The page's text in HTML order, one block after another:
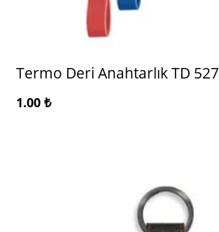
Termo Deri Anahtarlık TD 527
1.00 ₺